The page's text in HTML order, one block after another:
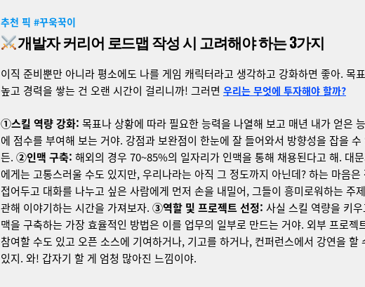
추천 픽 #꾸욱꾹이
개발자 커리어 로드맵 작성 시 고려해야 하는 3가지
이직 준비뿐만 아니라 평소에도 나를 게임 캐릭터라고 생각하고 강화하면 좋아. 목
높고 경력을 쌓는 건 오랜 시간이 걸리니까! 그러면 우리는 무엇에 투자해야 할까?
①스킬 역량 강화: 목표나 상황에 따라 필요한 능력을 나열해 보고 매년 내가 얻은
에 점수를 부여해 보는 거야. 강점과 보완점이 한눈에 잘 들어와서 방향성을 잡을 수
든. ②인맥 구축: 해외의 경우 70~85%의 일자리가 인맥을 통해 채용된다고 해. 대
에게는 고통스러울 수도 있지만, 우리나라는 아직 그 정도까지 아닌데? 하는 마음은
접어두고 대화를 나누고 싶은 사람에게 먼저 손을 내밀어, 그들이 흥미로워하는 주
관해 이야기하는 시간을 가져보자. ③역할 및 프로젝트 선정: 사실 스킬 역량을 키우
맥을 구축하는 가장 효율적인 방법은 이를 업무의 일부로 만드는 거야. 외부 프로젝
참여할 수도 있고 오픈 소스에 기여하거나, 기고를 하거나, 컨퍼런스에서 강연을 할
있지. 와! 갑자기 할 게 엄청 많아진 느낌이야.